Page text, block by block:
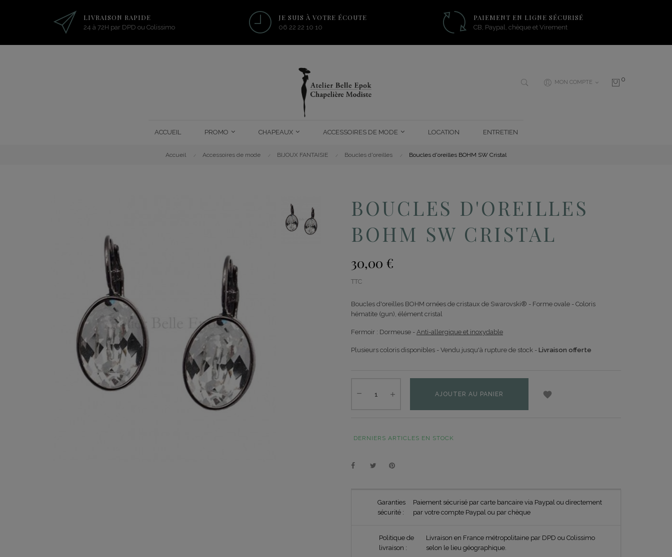
LIVRAISON RAPIDE
24 à 72H par DPD ou Colissimo
JE SUIS À VOTRE ÉCOUTE
06 22 22 10 10
PAIEMENT EN LIGNE SÉCURISÉ
CB, Paypal, chèque et Virement
MON COMPTE 0
ACCUEIL PROMO CHAPEAUX ACCESSOIRES DE MODE LOCATION ENTRETIEN
Accueil Accessoires de mode BIJOUX FANTAISIE Boucles d'oreilles Boucles d'oreilles BOHM SW Cristal
BOUCLES D'OREILLES
BOHM SW CRISTAL
30,00 €
TTC
Boucles d'oreilles BOHM ornées de cristaux de Swarovski® - Forme ovale - Coloris
hématite (gun), élément cristal
Fermoir : Dormeuse - Anti-allergique et inoxydable
Plusieurs coloris disponibles - Vendu jusqu'à rupture de stock - Livraison offerte
AJOUTER AU PANIER 
DERNIERS ARTICLES EN STOCK
Garanties
sécurité :
Paiement sécurisé par carte bancaire via Paypal ou directement
par votre compte Paypal ou par chèque
Politique de
livraison :
Livraison en France métropolitaine par DPD ou Colissimo
selon le lieu géographique.